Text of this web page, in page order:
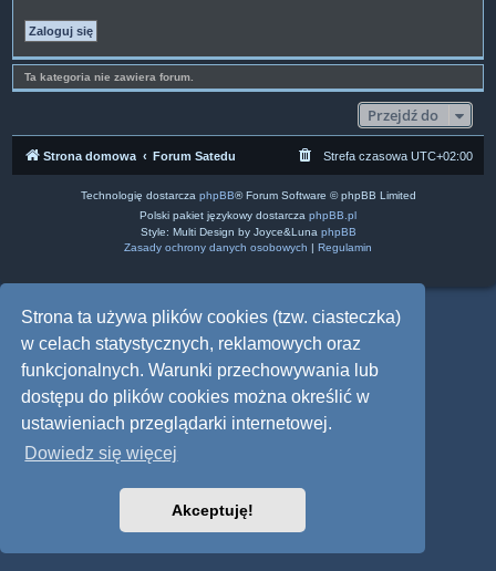
Strona ta używa plików cookies (tzw. ciasteczka)
w celach statystycznych, reklamowych oraz
funkcjonalnych. Warunki przechowywania lub
dostępu do plików cookies można określić w
ustawieniach przeglądarki internetowej.
Dowiedz się więcej
Akceptuję!
Ta kategoria nie zawiera forum.
Przejdź do
Strona domowa Forum Satedu Strefa czasowa UTC+02:00
Technologię dostarcza phpBB® Forum Software © phpBB Limited
Polski pakiet językowy dostarcza phpBB.pl
Style: Multi Design by Joyce&Luna phpBB
Zasady ochrony danych osobowych | Regulamin